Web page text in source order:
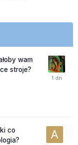
wam
stroje?
co